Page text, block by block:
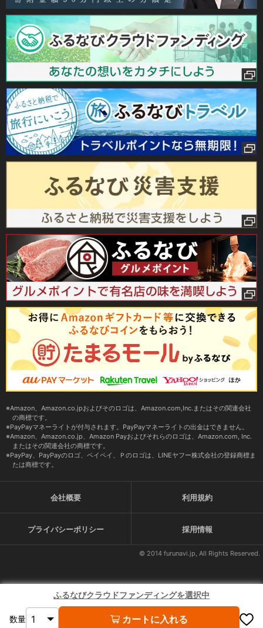
ふるなびクラウドファンディングを選択中
数量 カートに入れる
Amazon、Amazon.co.jpおよびそのロゴは、Amazon.com,Inc.またはその関連会社
の商標です。
PayPayマネーライトが付与されます。PayPayマネーライトの出金はできません。
Amazon、Amazon.co.jp、Amazon Payおよびそれらのロゴは、Amazon.com, Inc.
またはその関連会社の商標です。
PayPay、PayPayのロゴ、ペイペイ、Ｐのロゴは、LINEヤフー株式会社の登録商標ま
たは商標です。
会社概要 利用規約
プライバシーポリシー 採用情報
© 2014 furunavi.jp, All Rights Reserved.